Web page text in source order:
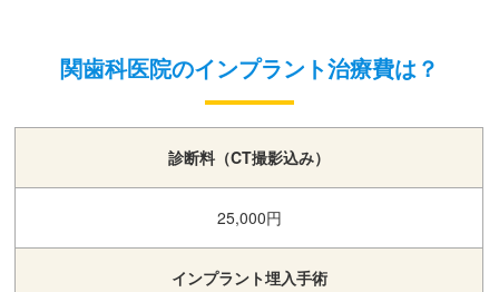
関歯科医院のインプラント治療費は？
診断料（CT撮影込み）
25,000円
インプラント埋入手術